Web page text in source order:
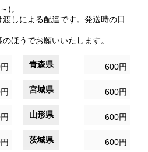
)。
しによる配達です。発送時の日
ほうでお願いいたします。
青森県 600円
宮城県 600円
山形県 600円
茨城県 600円